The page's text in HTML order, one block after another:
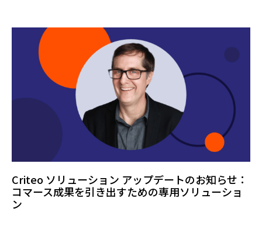
Criteo ソリューション アップデートのお知らせ：
コマース成果を引き出すための専用ソリューショ
ン